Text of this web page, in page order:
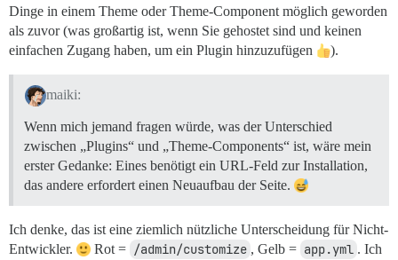
Dinge in einem Theme oder Theme-Component möglich geworden
als zuvor (was großartig ist, wenn Sie gehostet sind und keinen
einfachen Zugang haben, um ein Plugin hinzuzufügen
).
maiki:
Wenn mich jemand fragen würde, was der Unterschied
zwischen „Plugins“ und „Theme-Components“ ist, wäre mein
erster Gedanke: Eines benötigt ein URL-Feld zur Installation,
das andere erfordert einen Neuaufbau der Seite.
Ich denke, das ist eine ziemlich nützliche Unterscheidung für Nicht-
Entwickler.
Rot = /admin/customize , Gelb = app.yml . Ich